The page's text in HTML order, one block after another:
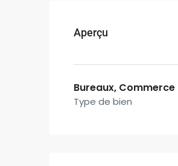
Aperçu
Bureaux, Commerce
Type de bien